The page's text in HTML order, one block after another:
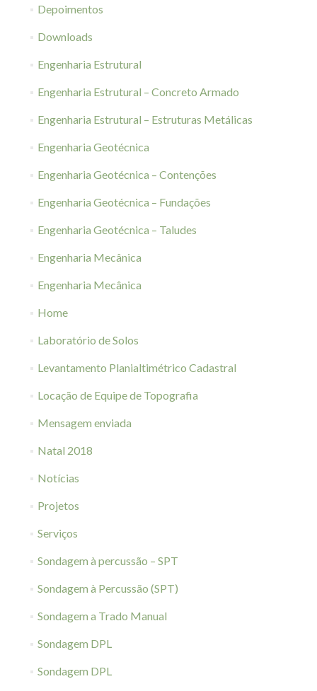
Depoimentos
Downloads
Engenharia Estrutural
Engenharia Estrutural – Concreto Armado
Engenharia Estrutural – Estruturas Metálicas
Engenharia Geotécnica
Engenharia Geotécnica – Contenções
Engenharia Geotécnica – Fundações
Engenharia Geotécnica – Taludes
Engenharia Mecânica
Engenharia Mecânica
Home
Laboratório de Solos
Levantamento Planialtimétrico Cadastral
Locação de Equipe de Topografia
Mensagem enviada
Natal 2018
Notícias
Projetos
Serviços
Sondagem à percussão – SPT
Sondagem à Percussão (SPT)
Sondagem a Trado Manual
Sondagem DPL
Sondagem DPL